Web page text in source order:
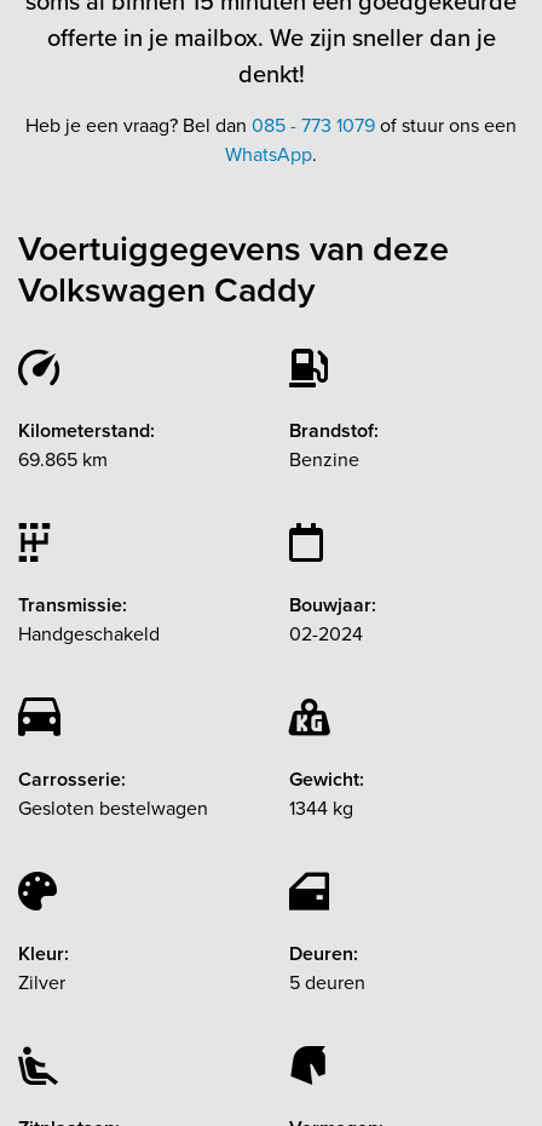
offerte in je mailbox. We zijn sneller dan je
denkt!
Heb je een vraag? Bel dan 085 - 773 1079of stuur ons een
WhatsApp.
Voertuiggegevens van deze
Volkswagen Caddy
Kilometerstand:
69.865 km
Brandstof:
Benzine
Transmissie:
Handgeschakeld
Bouwjaar:
02-2024
Carrosserie:
Gesloten bestelwagen
Gewicht:
1344 kg
Kleur:
Zilver
Deuren:
5 deuren